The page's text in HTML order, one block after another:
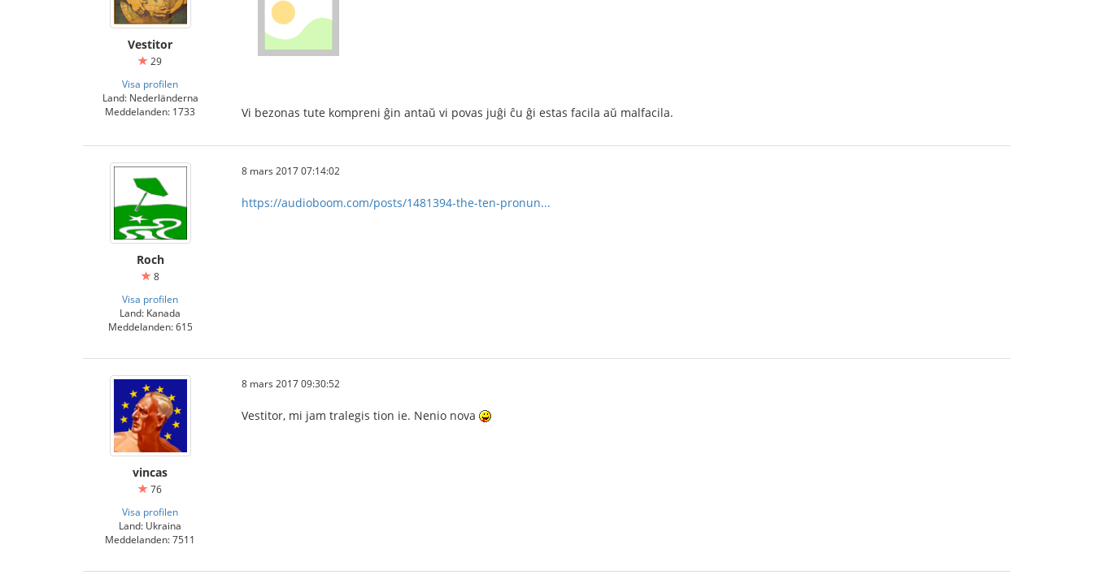
Vestitor
29
Visa profilen
Land: Nederländerna
Meddelanden: 1733
Vi bezonas tute kompreni ĝin antaŭ vi povas juĝi ĉu ĝi estas facila aŭ malfacila.
Roch
8
Visa profilen
Land: Kanada
Meddelanden: 615
8 mars 2017 07:14:02
https://audioboom.com/posts/1481394-the-ten-pronun...
vincas
76
Visa profilen
Land: Ukraina
Meddelanden: 7511
8 mars 2017 09:30:52
Vestitor, mi jam tralegis tion ie. Nenio nova